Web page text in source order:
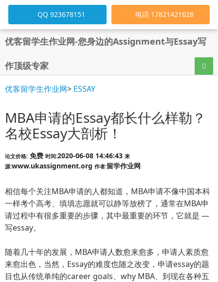
优客留学生作业网-您身边的Assignment与Essay写
作顶级专家 导航
QQ 923678151 电话 17821421628
优客留学生作业网> ESSAY
MBA申请的Essay都长什么样勒？
名校Essay大剖析！
论文价格: 免费 时间:2020-06-08 14:46:43 来
源:www.ukassignment.org 作者:留学作业网
相信每个关注MBA申请的人都知道，MBA申请不像中国本科
一样考个高考、填填志愿就可以静等放榜了，通常在MBA申
请过程中有很多重要的步骤，其中最重要的环节，它就是 —
写essay。
随着几十年的发展，MBA申请人数愈来愈多，申请人素质愈
来愈出色，当然，Essay的难度也随之改变，申请essay的题
目也从传统单纯的career goals、why MBA、到现在各种五